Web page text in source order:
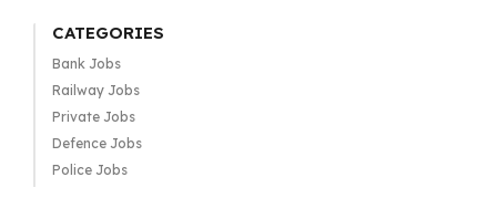
CATEGORIES
Bank Jobs
Railway Jobs
Private Jobs
Defence Jobs
Police Jobs